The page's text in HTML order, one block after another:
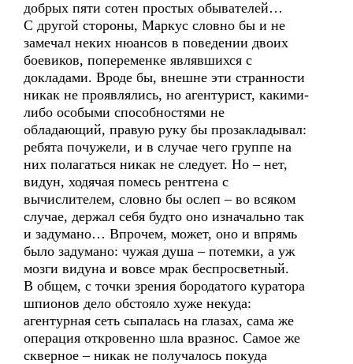
добрых пяти сотен простых обывателей…
С другой стороны, Маркус словно бы и не
замечал неких нюансов в поведении двоих
боевиков, попеременке являвшихся с
докладами. Вроде бы, внешне эти странности
никак не проявлялись, но агентурист, какими-
либо особыми способностями не
обладающий, правую руку бы прозакладывал:
ребята почужели, и в случае чего группе на
них полагаться никак не следует. Но – нет,
видун, ходячая помесь рентгена с
вычислителем, словно бы ослеп – во всяком
случае, держал себя будто оно изначально так
и задумано… Впрочем, может, оно и впрямь
было задумано: чужая душа – потемки, а уж
мозги видуна и вовсе мрак беспросветный.
В общем, с точки зрения бородатого куратора
шпионов дело обстояло хуже некуда:
агентурная сеть сыпалась на глазах, сама же
операция откровенно шла вразнос. Самое же
скверное – никак не получалось покуда